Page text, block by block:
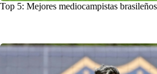
Top 5: Mejores mediocampistas